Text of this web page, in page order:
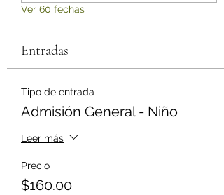
Ver 60 fechas
Entradas
Tipo de entrada
Admisión General - Niño
Leer más
Precio
$160.00